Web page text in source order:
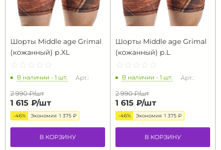
Шорты Middle age Grimal
(кожанный) р.XL
☆ ☆ ☆ ☆ ☆
★ ★ ★ ★ ★
В наличии - 1 шт. Арт.:
2 990 ₽/шт
1 615 ₽/шт
-46% Экономия 1 375 ₽
В КОРЗИНУ
Шорты Middle age Grimal
(кожанный) р.L
☆ ☆ ☆ ☆ ☆
★ ★ ★ ★ ★
В наличии - 1 шт. Арт.:
2 990 ₽/шт
1 615 ₽/шт
-46% Экономия 1 375 ₽
В КОРЗИНУ